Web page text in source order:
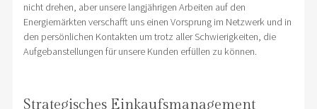
nicht drehen, aber unsere langjährigen Arbeiten auf den
Energiemärkten verschafft uns einen Vorsprung im Netzwerk und in
den persönlichen Kontakten um trotz aller Schwierigkeiten, die
Aufgebanstellungen für unsere Kunden erfüllen zu können.
Strategisches Einkaufsmanagement